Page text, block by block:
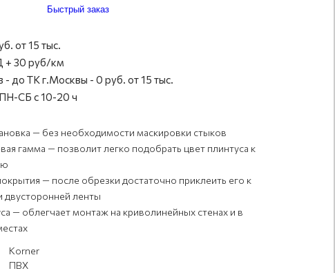
Быстрый заказ
от 15 тыс.
30 руб/км
- до ТК г.Москвы - 0 руб. от 15 тыс.
СБ с 10-20 ч
— без необходимости маскировки стыков
гамма — позволит легко подобрать цвет плинтуса к
— после обрезки достаточно приклеить его к
двусторонней ленты
— облегчает монтаж на криволинейных стенах и в
Korner
ПВХ